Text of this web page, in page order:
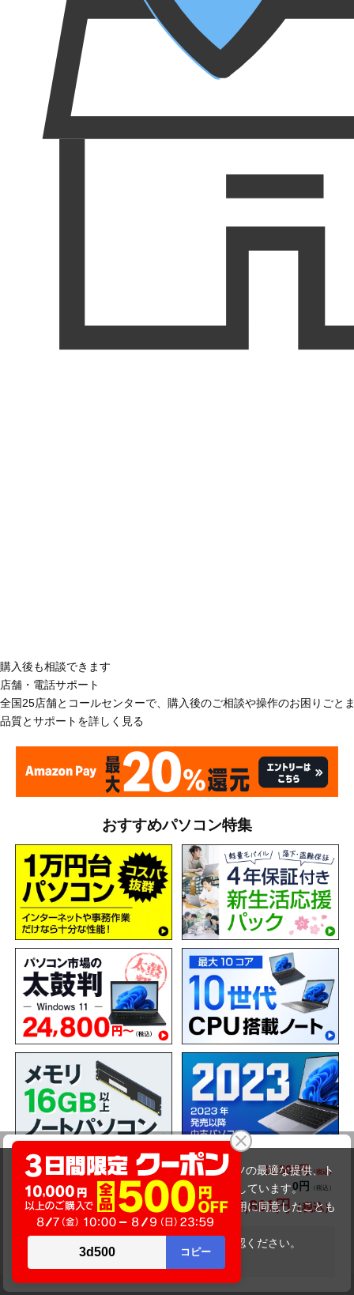
商品価格(税込) 14,801円
オプション小計価格(税込)
0円
商品合計価格(税込)
14,801円
在庫がありません
購入後も相談できます
店舗・電話サポート
全国25店舗とコールセンターで、購入後のご相談や操作のお困りごと
品質とサポートを詳しく見る
おすすめパソコン特集
当サイトでは利用体験の向上およびコンテンツの最適な提供、ト
ラフィックの分析を目的としてCookieを使用しています。
サイトの閲覧を継続された場合、Cookieの利用に同意したことも
のといたします。
をご確認ください。
承諾する